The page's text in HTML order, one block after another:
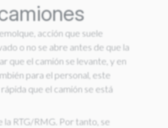
acción que suele
o no se abre antes de que la
que el camión se levante, y en
para el personal, este
que el camión se está
RTG/RMG. Por tanto, se